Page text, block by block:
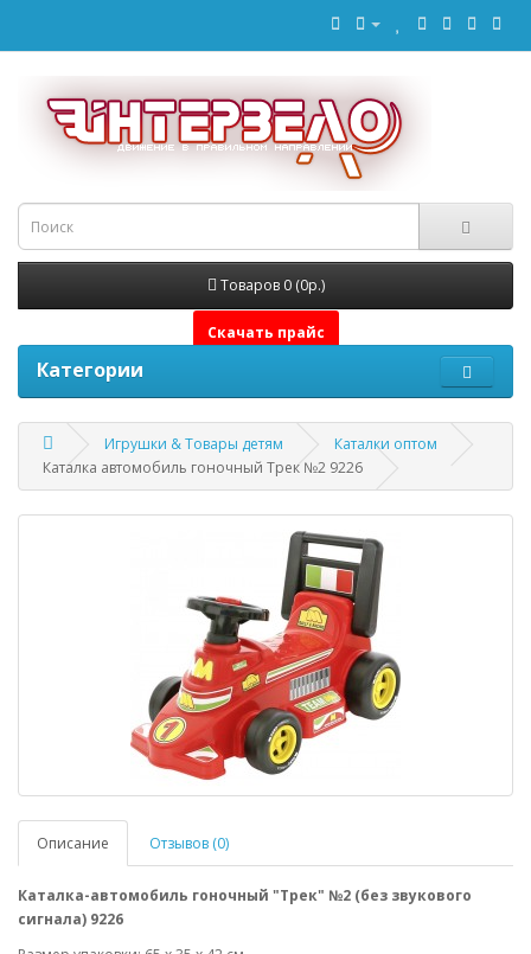
Товаров 0 (0р.)
Скачать прайс
Категории
Игрушки & Товары детям
Каталки оптом
Каталка автомобиль гоночный Трек №2 9226
Описание Отзывов (0)
Каталка-автомобиль гоночный "Трек" №2 (без звукового
сигнала) 9226